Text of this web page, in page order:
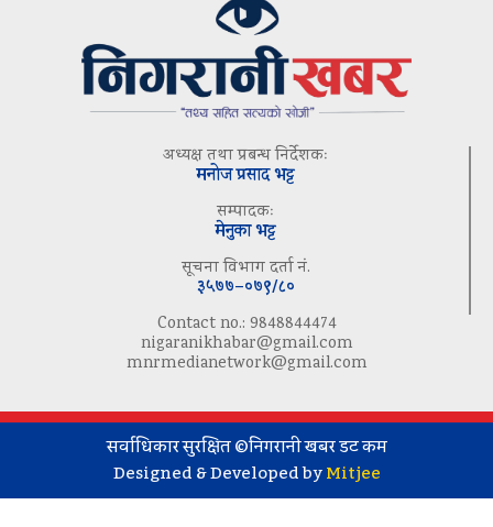
अध्यक्ष तथा प्रबन्ध निर्देशकः
मनोज प्रसाद भट्ट
सम्पादकः
मेनुका भट्ट
सूचना विभाग दर्ता नं.
३५७७–०७९/८०
Contact no.: 9848844474
nigaranikhabar@gmail.com
mnrmedianetwork@gmail.com
सर्वाधिकार सुरक्षित ©निगरानी खबर डट कम
Designed & Developed byMitjee